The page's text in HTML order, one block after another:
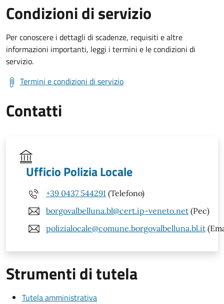
Condizioni di servizio
Per conoscere i dettagli di scadenze, requisiti e altre
informazioni importanti, leggi i termini e le condizioni di
servizio.
Termini e condizioni di servizio
Contatti
Ufficio Polizia Locale
+39 0437 544291 (Telefono)
borgovalbelluna.bl@cert.ip-veneto.net (Pec)
polizialocale@comune.borgovalbelluna.bl.it
Strumenti di tutela
Tutela amministrativa